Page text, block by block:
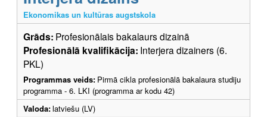
Ekonomikas un kultūras augstskola
Grāds: Profesionālais bakalaurs dizainā
Profesionālā kvalifikācija: Interjera dizainers (6.
PKL)
Programmas veids: Pirmā cikla profesionālā bakalaura studiju
programma - 6. LKI (programma ar kodu 42)
Valoda:latviešu (LV)